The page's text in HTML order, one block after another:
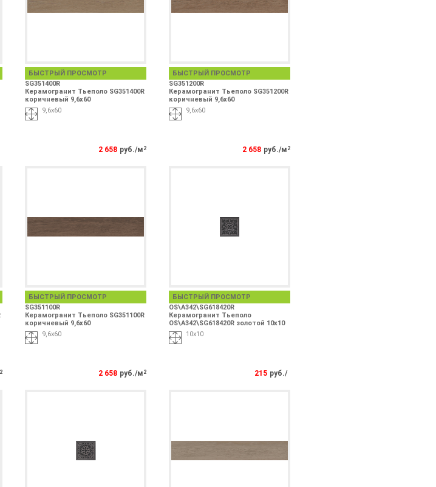
БЫСТРЫЙ ПРОСМОТР
SG351400R
Керамогранит Тьеполо SG351400R
коричневый 9,6x60
9,6x60
2 658 руб./м 2
БЫСТРЫЙ ПРОСМОТР
SG351200R
Керамогранит Тьеполо SG351200R
коричневый 9,6x60
9,6x60
2 658 руб./м 2
2
БЫСТРЫЙ ПРОСМОТР
SG351100R
Керамогранит Тьеполо SG351100R
коричневый 9,6x60
9,6x60
2 658 руб./м 2
БЫСТРЫЙ ПРОСМОТР
OS\A342\SG618420R
Керамогранит Тьеполо
OS\A342\SG618420R золотой 10х10
10х10
215 руб./